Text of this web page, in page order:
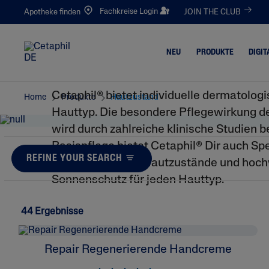
Apotheke finden Fachkreise Login JOIN THE CLUB
NEU PRODUKTE
Reinigung
Gesichtsreinigung
Körperreinigung
Feuchtigkeitspflege
Augenpflege
Sonnenschutz
Trockene
Zu
Ekzemen
Home Produkte Hautzustand
Cetaphil® bietet individuelle
Hauttyp. Die besondere Pflegewirkung
wird durch zahlreiche klinische Studien
Basispflege bietet Cetaphil® Dir auch
unterschiedliche Hautzustände und
Sonnenschutz für jeden Hauttyp.
REFINE YOUR SEARCH
44 Ergebnisse
Repair Regenerierende Handcreme